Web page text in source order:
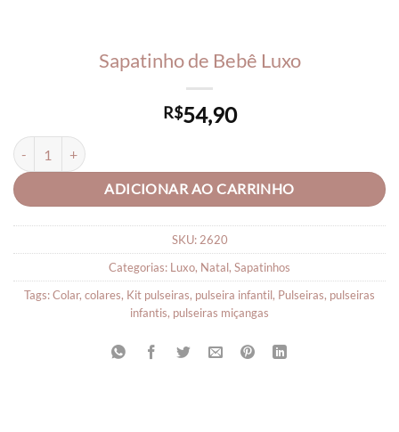
Sapatinho de Bebê Luxo
R$54,90
Sapatinho de Bebê Luxo quantidade
ADICIONAR AO CARRINHO
SKU: 2620
Categorias: Luxo, Natal, Sapatinhos
Tags:Colar, colares, Kit pulseiras, pulseira infantil, Pulseiras, pulseiras
infantis, pulseiras miçangas